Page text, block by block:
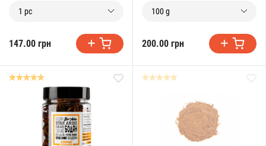
1 pc
147.00 грн
100 g
200.00 грн